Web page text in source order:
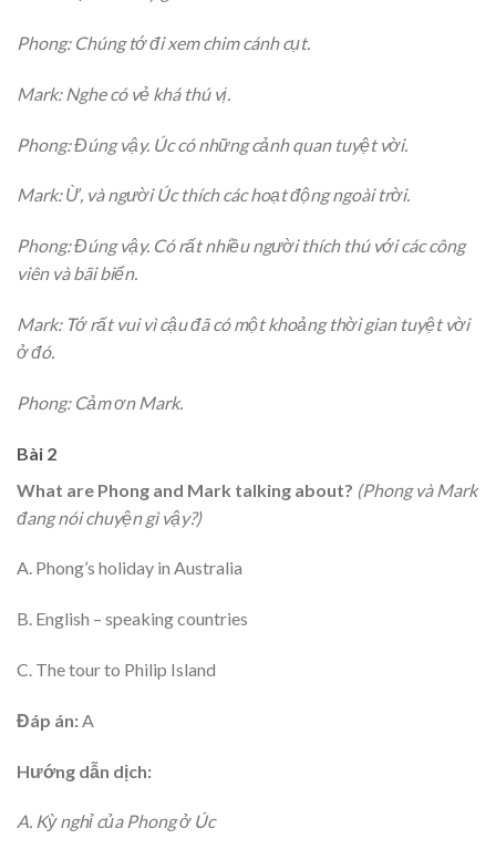
Phong: Chúng tớ đi xem chim cánh cụt.
Mark: Nghe có vẻ khá thú vị.
Phong: Đúng vậy. Úc có những cảnh quan tuyệt vời.
Mark: Ừ, và người Úc thích các hoạt động ngoài trời.
Phong: Đúng vậy. Có rất nhiều người thích thú với các công
viên và bãi biển.
Mark: Tớ rất vui vì cậu đã có một khoảng thời gian tuyệt vời
ở đó.
Phong: Cảm ơn Mark.
Bài 2
What are Phong and Mark talking about? (Phong và Mark
đang nói chuyện gì vậy?)
A. Phong’s holiday in Australia
B. English – speaking countries
C. The tour to Philip Island
Đáp án: A
Hướng dẫn dịch:
A. Kỳ nghỉ của Phong ở Úc